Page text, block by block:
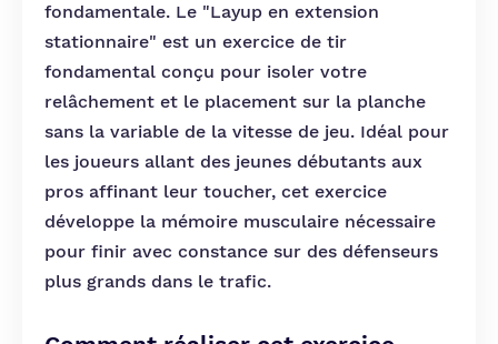
fondamentale. Le "Layup en extension
stationnaire" est un exercice de tir
fondamental conçu pour isoler votre
relâchement et le placement sur la planche
sans la variable de la vitesse de jeu. Idéal pour
les joueurs allant des jeunes débutants aux
pros affinant leur toucher, cet exercice
développe la mémoire musculaire nécessaire
pour finir avec constance sur des défenseurs
plus grands dans le trafic.